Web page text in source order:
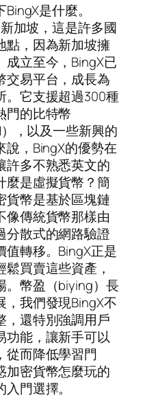
是什麼。
加坡，這是許多國
點，因為新加坡擁
立至今，BingX已
交易平台，成長為
。它支援超過300種
門的比特幣
），以及一些新興的
說，BingX的優勢在
許多不熟悉英文的
麼是虛擬貨幣？簡
貨幣是基於區塊鏈
像傳統貨幣那樣由
分散式的網路驗證
轉移。BingX正是
買賣這些資產，
。幣盈（biying）長
我們發現BingX不
，還特別強調用戶
功能，讓新手可以
從而降低學習門
加密貨幣怎麼玩的
門選擇。